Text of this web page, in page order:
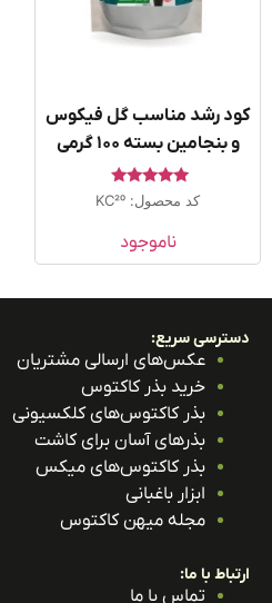
رشد مناسب گل فیکوس
بنجامین بسته ۱۰۰ گرمی
امتیاز
5.00
کد محصول: KC20
ناموجود
سریع:
عکس‌های ارسالی مشتریان
خرید بذر کاکتوس
بذر کاکتوس‌های کلکسیونی
بذرهای آسان برای کاشت
بذر کاکتوس‌های میکس
ابزار باغبانی
مجله میهن کاکتوس
با ما:
تماس با ما